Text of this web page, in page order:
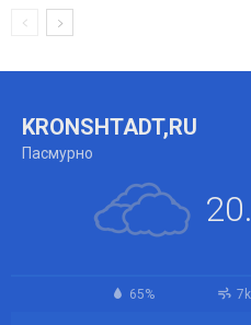
KRONSHTADT,RU
Пасмурно
65%